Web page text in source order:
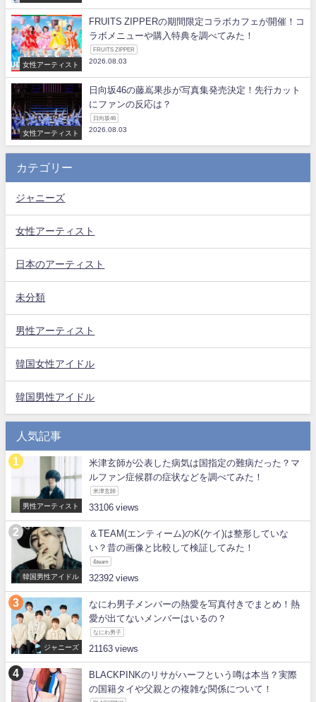
女性アーティスト
FRUITS ZIPPERの期間限定コラボカフェが開催！コ
ラボメニューや購入特典を調べてみた！
FRUITS ZIPPER
2026.08.03
女性アーティスト
日向坂46の藤嶌果歩が写真集発売決定！先行カット
にファンの反応は？
日向坂46
2026.08.03
カテゴリー
ジャニーズ
女性アーティスト
日本のアーティスト
未分類
男性アーティスト
韓国女性アイドル
韓国男性アイドル
人気記事
男性アーティスト
米津玄師が公表した病気は国指定の難病だった？マ
ルファン症候群の症状などを調べてみた！
米津玄師
33106
韓国男性アイドル
＆TEAM(エンティーム)のK(ケイ)は整形していな
い？昔の画像と比較して検証してみた！
&team
32392
ジャニーズ
なにわ男子メンバーの熱愛を写真付きでまとめ！熱
愛が出てないメンバーはいるの？
なにわ男子
21163
BLACKPINKのリサがハーフという噂は本当？実際
の国籍タイや父親との複雑な関係について！